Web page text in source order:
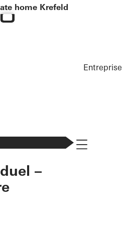
Entreprise
–
Navigation
home Krefeld